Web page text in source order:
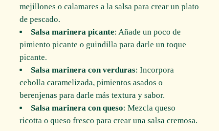
mejillones o calamares a la salsa para crear un plato
de pescado.
Salsa marinera picante: Añade un poco de
pimiento picante o guindilla para darle un toque
picante.
Salsa marinera con verduras: Incorpora
cebolla caramelizada, pimientos asados o
berenjenas para darle más textura y sabor.
Salsa marinera con queso: Mezcla queso
ricotta o queso fresco para crear una salsa cremosa.